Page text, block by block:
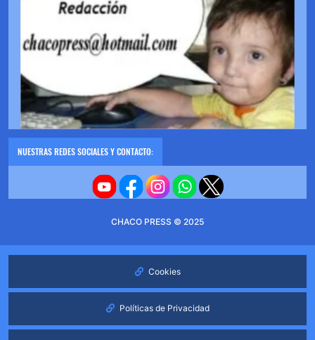
NUESTRAS REDES SOCIALES Y CONTACTO:
CHACO PRESS © 2025
Cookies
Políticas de Privacidad